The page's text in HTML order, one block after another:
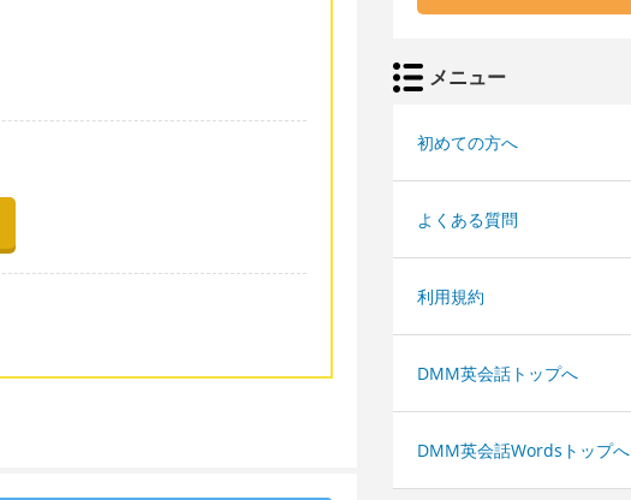
メニュー
初めての方へ
よくある質問
利用規約
DMM英会話トップへ
DMM英会話Wordsトップへ